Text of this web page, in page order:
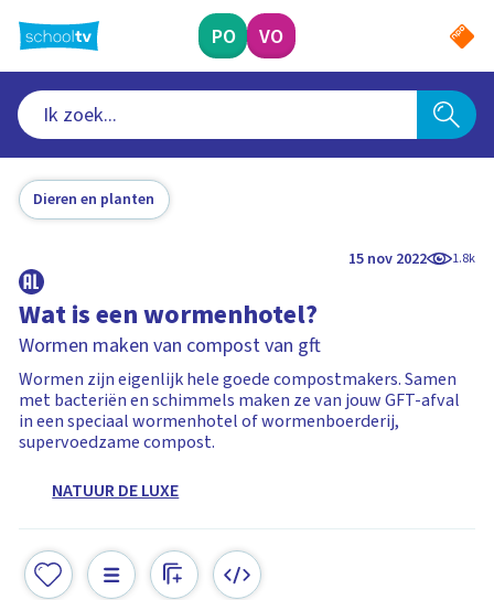
naar
hoofdinhoud
PO VO
Dieren en planten
15 nov 2022 1.8k
Wat is een wormenhotel?
Wormen maken van compost van gft
Wormen zijn eigenlijk hele goede compostmakers. Samen
met bacteriën en schimmels maken ze van jouw GFT-afval
in een speciaal wormenhotel of wormenboerderij,
supervoedzame compost.
NATUUR DE LUXE